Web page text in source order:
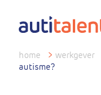
home > werkgever
autisme?